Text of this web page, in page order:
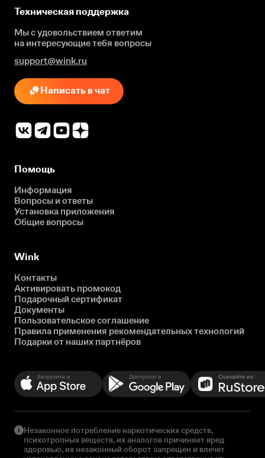
Техническая поддержка
Мы с удовольствием ответим
на интересующиетебя вопросы
support@wink.ru
Написать в чат
Помощь
Информация
Вопросы и ответы
Установка приложения
Общие вопросы
Wink
Контакты
Активировать промокод
Подарочный сертификат
Документы
Пользовательское соглашение
Правила применения рекомендательных технологий
Подарки от наших партнёров
Незаконное потребление наркотических средств,
психотропных веществ, их аналогов причиняет вред
здоровью, их незаконный оборот запрещен и влечет